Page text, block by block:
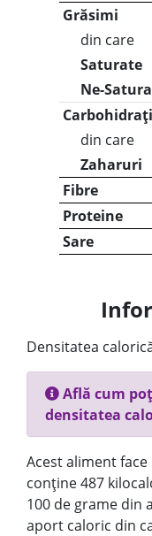
Grăsimi
din care
Saturate
Ne-
Carbohidrați
din care
Zaharuri
Fibre
Proteine
Sare
Densitatea
Află cum
densitatea
Acest aliment
conține 487
100 de grame din
aport caloric din